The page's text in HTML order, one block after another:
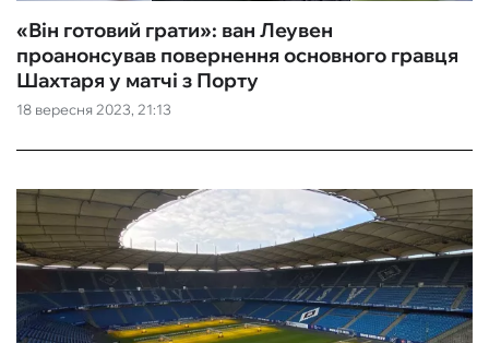
18 вересня 2023, 21:13
«Він готовий грати»: ван Леувен
проанонсував повернення основного гравця
Шахтаря у матчі з Порту